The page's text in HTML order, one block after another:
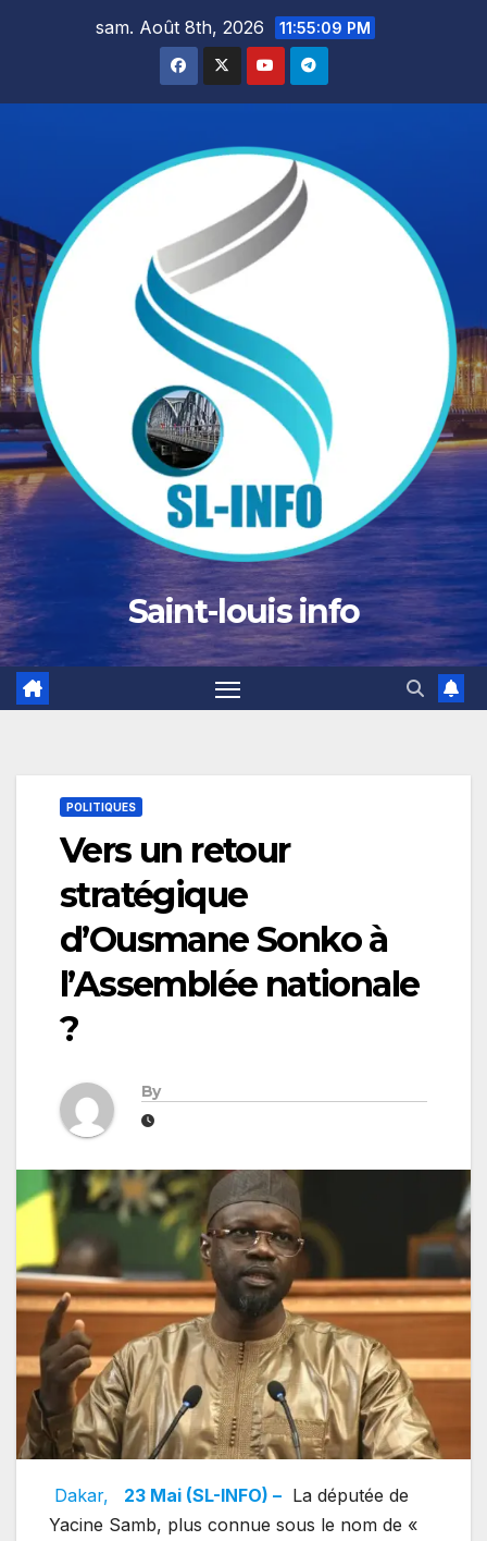
sam. Août 8th, 2026 11:55:10 PM
Saint-louis info
POLITIQUES
Vers un retour
stratégique
d’Ousmane Sonko à
l’Assemblée nationale
?
By
Dakar, 23 Mai (SL-INFO) – La députée de
Yacine Samb, plus connue sous le nom de «